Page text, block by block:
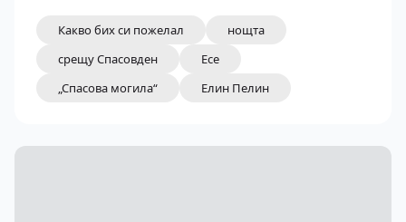
Какво бих си пожелал
нощта
срещу Спасовден
Есе
„Спасова могила“
Елин Пелин